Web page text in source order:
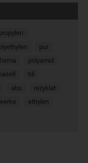
pur
polyamid
tdi
abs
rezyklat
ethylen